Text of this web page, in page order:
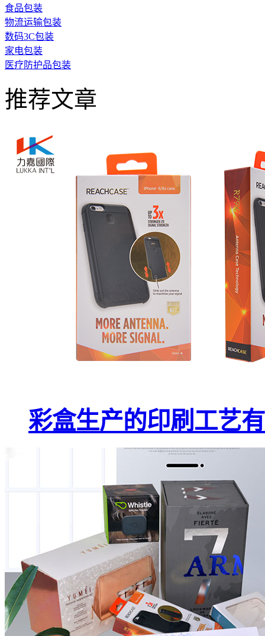
食品包装
物流运输包装
数码3C包装
家电包装
医疗防护品包装
推荐文章
彩盒生产的印刷工艺